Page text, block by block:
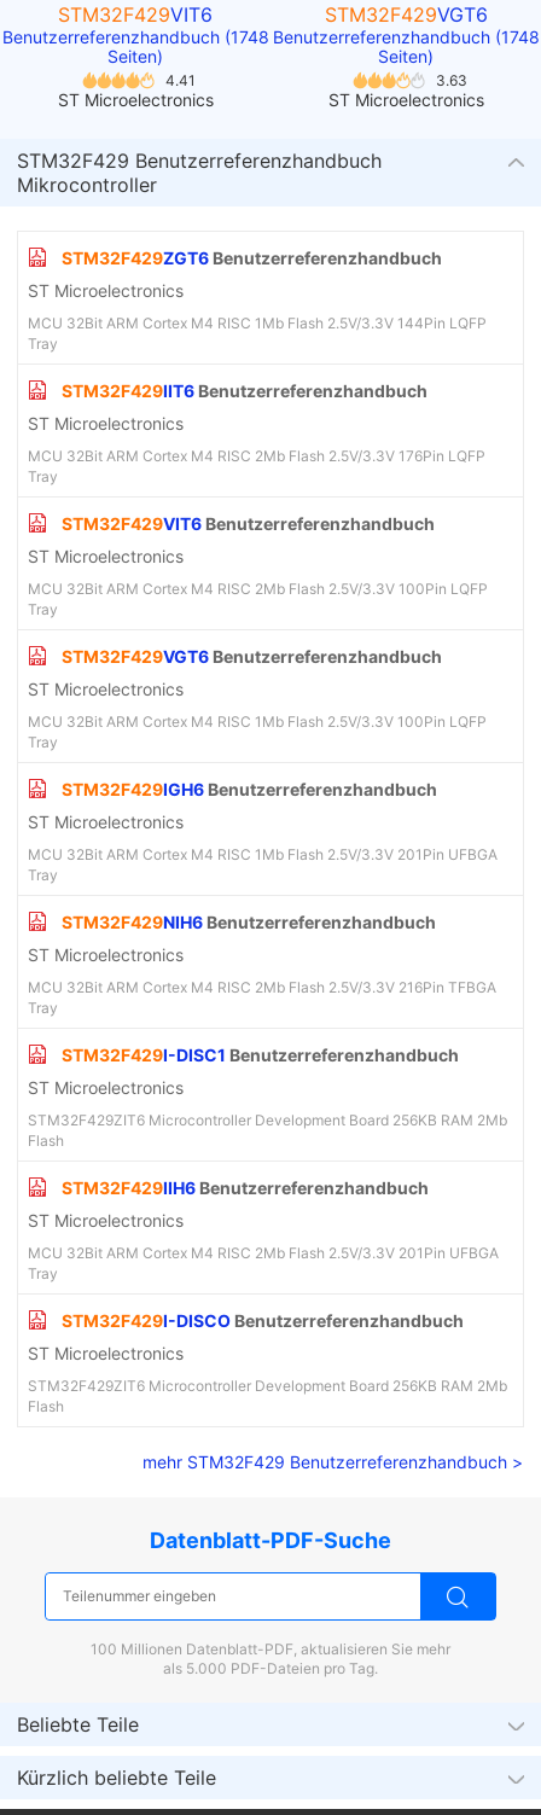
STM32F429VIT6
Benutzerreferenzhandbuch (1748
Seiten)
4.41
ST Microelectronics
STM32F429VGT6
Benutzerreferenzhandbuch (1748
Seiten)
3.63
ST Microelectronics
STM32F429 Benutzerreferenzhandbuch
Mikrocontroller
STM32F429ZGT6 Benutzerreferenzhandbuch
ST Microelectronics
MCU 32Bit ARM Cortex M4 RISC 1Mb Flash 2.5V/3.3V 144Pin LQFP
Tray
STM32F429IIT6 Benutzerreferenzhandbuch
ST Microelectronics
MCU 32Bit ARM Cortex M4 RISC 2Mb Flash 2.5V/3.3V 176Pin LQFP
Tray
STM32F429VIT6 Benutzerreferenzhandbuch
ST Microelectronics
MCU 32Bit ARM Cortex M4 RISC 2Mb Flash 2.5V/3.3V 100Pin LQFP
Tray
STM32F429VGT6 Benutzerreferenzhandbuch
ST Microelectronics
MCU 32Bit ARM Cortex M4 RISC 1Mb Flash 2.5V/3.3V 100Pin LQFP
Tray
STM32F429IGH6 Benutzerreferenzhandbuch
ST Microelectronics
MCU 32Bit ARM Cortex M4 RISC 1Mb Flash 2.5V/3.3V 201Pin UFBGA
Tray
STM32F429NIH6 Benutzerreferenzhandbuch
ST Microelectronics
MCU 32Bit ARM Cortex M4 RISC 2Mb Flash 2.5V/3.3V 216Pin TFBGA
Tray
STM32F429I-DISC1 Benutzerreferenzhandbuch
ST Microelectronics
STM32F429ZIT6 Microcontroller Development Board 256KB RAM 2Mb
Flash
STM32F429IIH6 Benutzerreferenzhandbuch
ST Microelectronics
MCU 32Bit ARM Cortex M4 RISC 2Mb Flash 2.5V/3.3V 201Pin UFBGA
Tray
STM32F429I-DISCO Benutzerreferenzhandbuch
ST Microelectronics
STM32F429ZIT6 Microcontroller Development Board 256KB RAM 2Mb
Flash
mehr STM32F429 Benutzerreferenzhandbuch >
Datenblatt-PDF-Suche
100 Millionen Datenblatt-PDF, aktualisieren Sie mehr
als 5.000 PDF-Dateien pro Tag.
Beliebte Teile
Kürzlich beliebte Teile